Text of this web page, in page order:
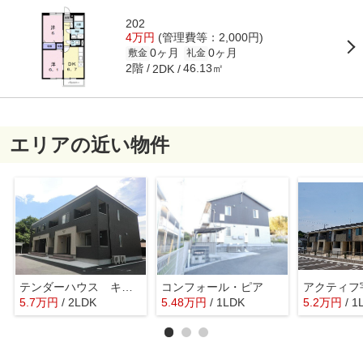
202
4万円 (管理費等：2,000円)
敷金 0ヶ月 礼金 0ヶ月
2階 2DK 46.13㎡
エリアの近い物件
5.7万円 / 2LDK
コンフォール・ピア
5.48万円 / 1LDK
アクティ
5.2万円 /